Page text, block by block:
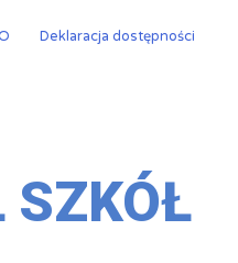
Deklaracja dostępności
SZKÓŁ